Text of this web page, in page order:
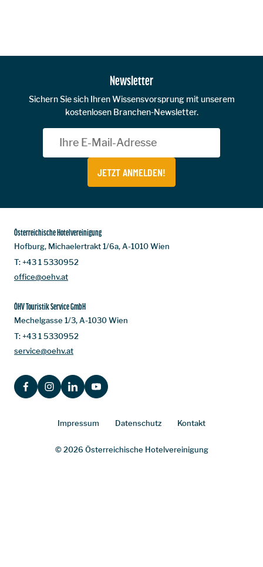
Newsletter
Sichern Sie sich Ihren Wissensvorsprung mit unserem
kostenlosen Branchen-Newsletter.
JETZT ANMELDEN!
Österreichische Hotelvereinigung
Hofburg, Michaelertrakt 1/6a, A-1010 Wien
T:+43 1 5330952
office@oehv.at
ÖHV Touristik Service GmbH
Mechelgasse 1/3, A-1030 Wien
T:+43 1 5330952
service@oehv.at
FACEBOOKINSTAGRAMLINKEDINYOUTUBE
Impressum Datenschutz Kontakt
© 2026 Österreichische Hotelvereinigung